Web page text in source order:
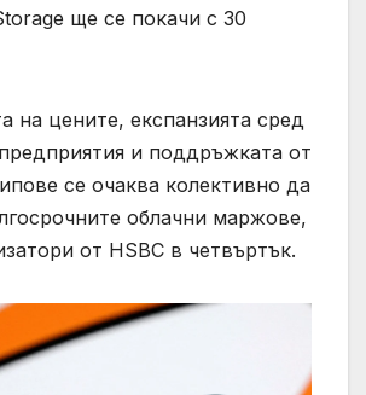
ще се покачи с 30
на цените, експанзията сред
и поддръжката от
се очаква колективно да
облачни маржове,
от HSBC в четвъртък.